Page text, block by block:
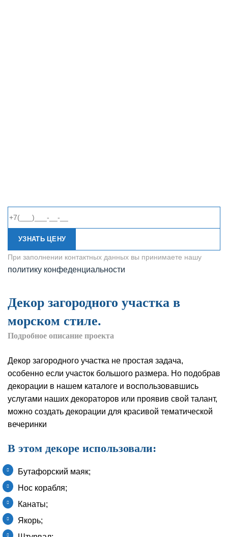
УЗНАТЬ ЦЕНУ
При заполнении контактных данных вы принимаете нашу
политику конфеденциальности
Декор загородного участка в
морском стиле.
Подробное описание проекта
Декор загородного участка не простая задача,
особенно если участок большого размера. Но подобрав
декорации в нашем каталоге и воспользовавшись
услугами наших декораторов или проявив свой талант,
можно создать декорации для красивой тематической
вечеринки
В этом декоре использовали:
Бутафорский маяк;
Нос корабля;
Канаты;
Якорь;